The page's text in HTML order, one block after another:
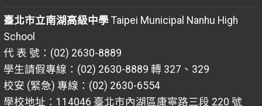
臺北市立南湖高級中學Taipei Municipal Nanhu High
School
代 表 號：(02) 2630-8889
學生請假專線：(02) 2630-8889 轉 327、329
校安 (緊急) 專線：(02) 2630-6554
學校地址：114046 臺北市內湖區康寧路三段 220 號